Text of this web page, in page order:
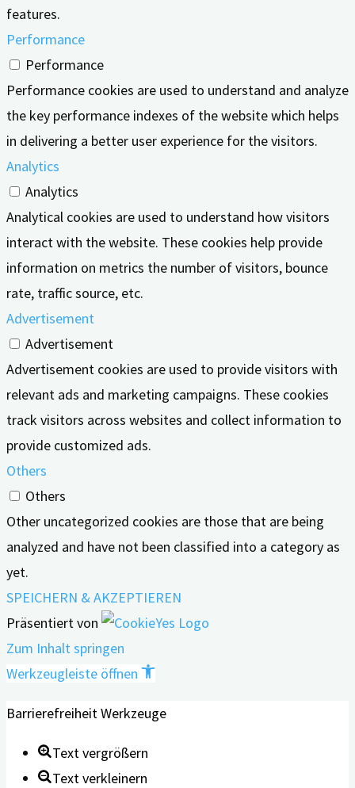
features.
Performance
Performance
Performance cookies are used to understand and analyze
the key performance indexes of the website which helps
in delivering a better user experience for the visitors.
Analytics
Analytics
Analytical cookies are used to understand how visitors
interact with the website. These cookies help provide
information on metrics the number of visitors, bounce
rate, traffic source, etc.
Advertisement
Advertisement
Advertisement cookies are used to provide visitors with
relevant ads and marketing campaigns. These cookies
track visitors across websites and collect information to
provide customized ads.
Others
Others
Other uncategorized cookies are those that are being
analyzed and have not been classified into a category as
yet.
SPEICHERN & AKZEPTIEREN
Präsentiert von
Zum Inhalt springen
Werkzeugleiste öffnen
Barrierefreiheit Werkzeuge
Text vergrößern
Text verkleinern